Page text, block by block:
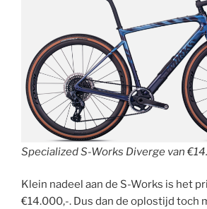
Specialized S-Works Diverge van
Klein nadeel aan de S-Works is het
€14.000,-. Dus dan de oplostijd toch